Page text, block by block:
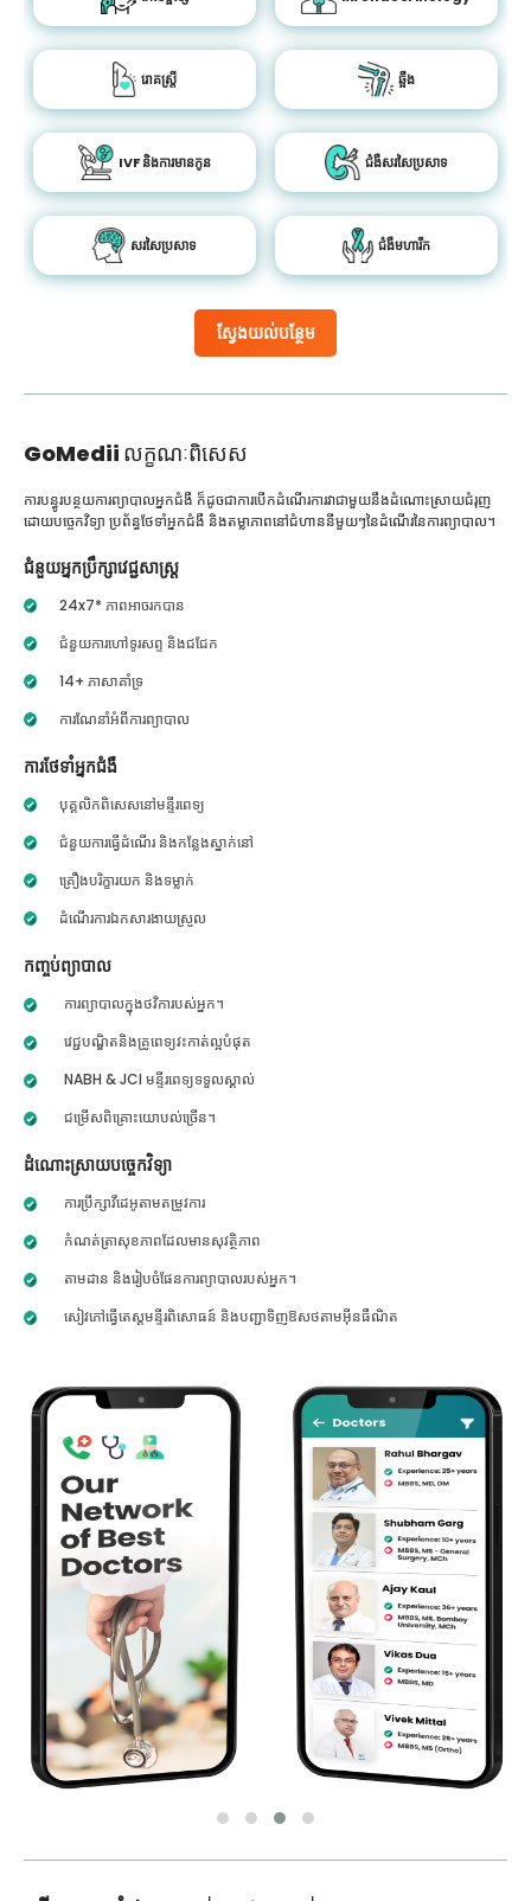
ស្វែងយល់បន្ថែម
រោគស្ត្រី ឆ្អឹង
IVF និងការមានកូន ជំងឺសរសៃប្រសាទ
សរសៃប្រសាទ ជំងឺមហារីក
GoMedii លក្ខណៈពិសេស
ការបន្ធូរបន្ថយការព្យាបាលអ្នកជំងឺ ក៏ដូចជាការបើកដំណើរការវាជាមួយនឹងដំណោះស្រាយជំរុញ
ដោយបច្ចេកវិទ្យា ប្រព័ន្ធថែទាំអ្នកជំងឺ និងតម្លាភាពនៅជំហាននីមួយៗនៃដំណើរនៃការព្យាបាល។
ជំនួយអ្នកប្រឹក្សាវេជ្ជសាស្ត្រ
24x7* ភាពអាចរកបាន
ជំនួយការហៅទូរសព្ទ និងជជែក
14+ ភាសាគាំទ្រ
ការណែនាំអំពីការព្យាបាល
ការថែទាំអ្នកជំងឺ
បុគ្គលិកពិសេសនៅមន្ទីរពេទ្យ
ជំនួយការធ្វើដំណើរ និងកន្លែងស្នាក់នៅ
គ្រឿងបរិក្ខារយក និងទម្លាក់
ដំណើរការឯកសារងាយស្រួល
កញ្ចប់ព្យាបាល
ការព្យាបាលក្នុងថវិការបស់អ្នក។
វេជ្ជបណ្ឌិតនិងគ្រូពេទ្យវះកាត់ល្អបំផុត
NABH & JCI មន្ទីរពេទ្យទទួលស្គាល់
ជម្រើសពិគ្រោះយោបល់ច្រើន។
ដំណោះស្រាយបច្ចេកវិទ្យា
ការប្រឹក្សាវីដេអូតាមតម្រូវការ
កំណត់ត្រាសុខភាពដែលមានសុវត្ថិភាព
តាមដាន និងរៀបចំផែនការព្យាបាលរបស់អ្នក។
សៀវភៅធ្វើតេស្តមន្ទីរពិសោធន៍ និងបញ្ជាទិញឱសថតាមអ៊ីនធឺណិត